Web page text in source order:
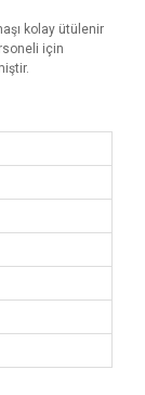
kolay ütülenir
için